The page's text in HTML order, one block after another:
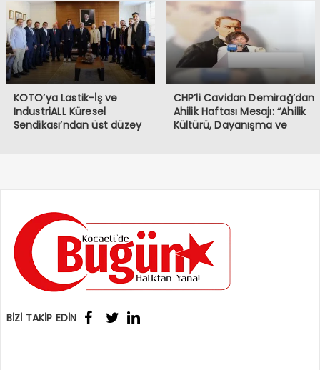
kaybetmiş bulunmaktayız.
Öncelikle hayatını
kaybeden vatandaşlarımıza
Allah’tan rahmet, ailelerine
ve sevenlerine başsağlığı
diliyorum.
KOTO’ya Lastik-İş ve
IndustriALL Küresel
Sendikası’ndan üst düzey
CHP’li Cavidan Demirağ’dan
Ahilik Haftası Mesajı: “Ahilik
Kültürü, Dayanışma ve
BİZİ TAKİP EDİN